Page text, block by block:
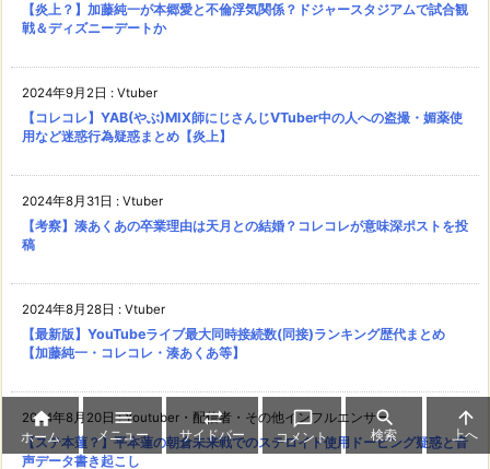
【炎上？】加藤純一が本郷愛と不倫浮気関係？ドジャースタジアムで試合観
戦＆ディズニーデートか
2024年9月2日 : Vtuber
【コレコレ】YAB(やぶ)MIX師にじさんじVTuber中の人への盗撮・媚薬使
用など迷惑行為疑惑まとめ【炎上】
2024年8月31日 : Vtuber
【考察】湊あくあの卒業理由は天月との結婚？コレコレが意味深ポストを投
稿
2024年8月28日 : Vtuber
【最新版】YouTubeライブ最大同時接続数(同接)ランキング歴代まとめ
【加藤純一・コレコレ・湊あくあ等】
2024年8月20日 :Youtuber・配信者・その他インフルエンサー
【ステ本蓮？】平本蓮の朝倉未来戦でのステロイド使用ドーピング疑惑と音
声データ書き起こし

ホーム

メニュー

サイドバー

コメント

検索

上へ